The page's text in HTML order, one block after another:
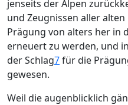
jenseits der Alpen
und Zeugnissen aller
Prägung von alters her in
erneuert zu werden, und
der Schlag7für die
gewesen.
Weil die augenblicklich